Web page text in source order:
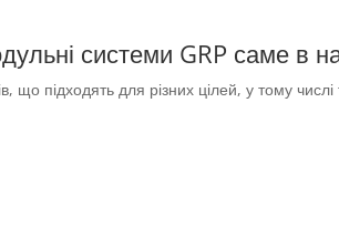
системи GRP саме в
підходять для різних цілей, у тому числі